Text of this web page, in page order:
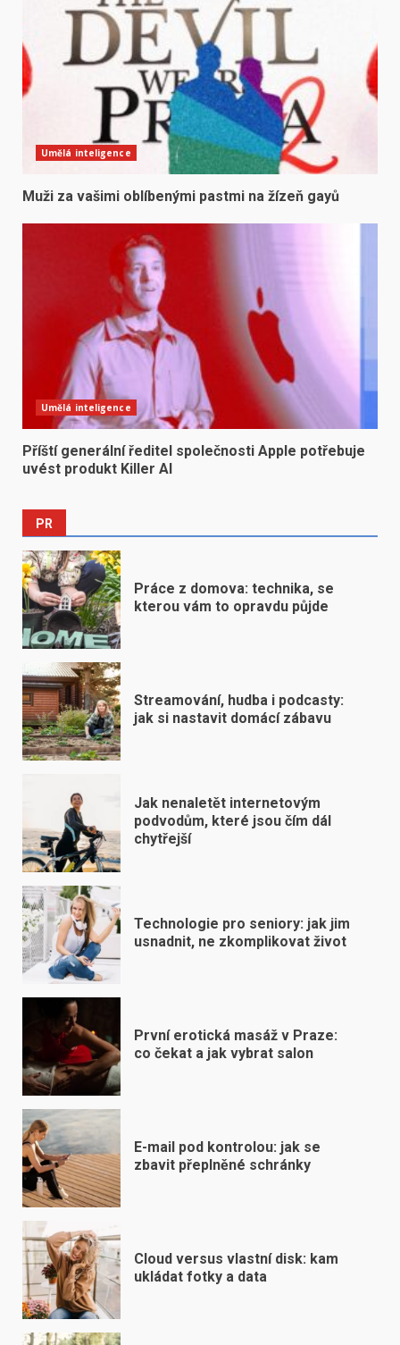
Umělá inteligence
Muži za vašimi oblíbenými pastmi na žízeň gayů
Umělá inteligence
Příští generální ředitel společnosti Apple potřebuje
uvést produkt Killer AI
PR
Práce z domova: technika, se
kterou vám to opravdu půjde
Streamování, hudba i podcasty:
jak si nastavit domácí zábavu
Jak nenaletět internetovým
podvodům, které jsou čím dál
chytřejší
Technologie pro seniory: jak jim
usnadnit, ne zkomplikovat život
První erotická masáž v Praze:
co čekat a jak vybrat salon
E-mail pod kontrolou: jak se
zbavit přeplněné schránky
Cloud versus vlastní disk: kam
ukládat fotky a data